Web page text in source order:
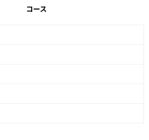
コース